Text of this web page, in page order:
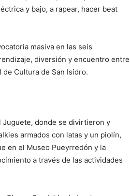
y bajo, a rapear, hacer beat
masiva en las seis
diversión y encuentro entre
Cultura de San Isidro.
Juguete, donde se divirtieron y
armados con latas y un piolín,
en el Museo Pueyrredón y la
a través de las actividades